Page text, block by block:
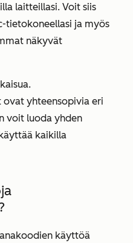
laitteillasi. Voit siis
tietokoneellasi ja myös
näkyvät
ovat yhteensopivia eri
voit luoda yhden
kaikilla
käyttöä